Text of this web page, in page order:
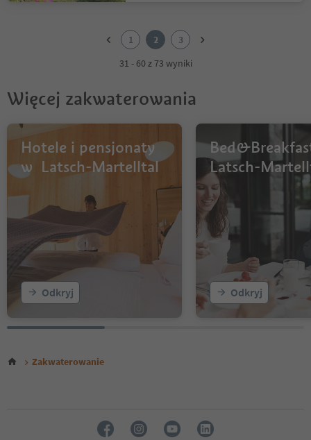
1 2
3
31 - 60 z 73 wyniki
Więcej zakwaterowania
Hotele i pensjonaty
w Latsch-Martelltal
Odkryj
Latsch-
Odkryj
Zakwaterowanie